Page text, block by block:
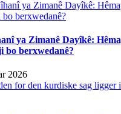
ya Zimanê Dayîkê:
bo berxwedanê?
2026